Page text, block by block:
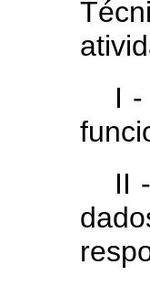
I
II